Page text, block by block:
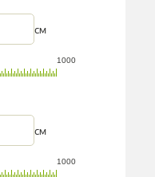
см
1000
см
1000